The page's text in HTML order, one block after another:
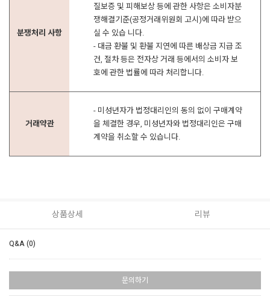
분쟁처리 사항
질보증 및 피해보상 등에 관한 사항은 소비자분
쟁해결기준(공정거래위원회 고시)에 따라 받으
실 수 있습 니다.
- 대금 환불 및 환불 지연에 따른 배상금 지급 조
건, 절차 등은 전자상 거래 등에서의 소비자 보
호에 관한 법률에 따라 처리합니다.
거래약관
- 미성년자가 법정대리인의 동의 없이 구매계약
을 체결한 경우, 미성년자와 법정대리인은 구매
계약을 취소할 수 있습니다.
상품상세 리뷰
Q&A (0)
문의하기